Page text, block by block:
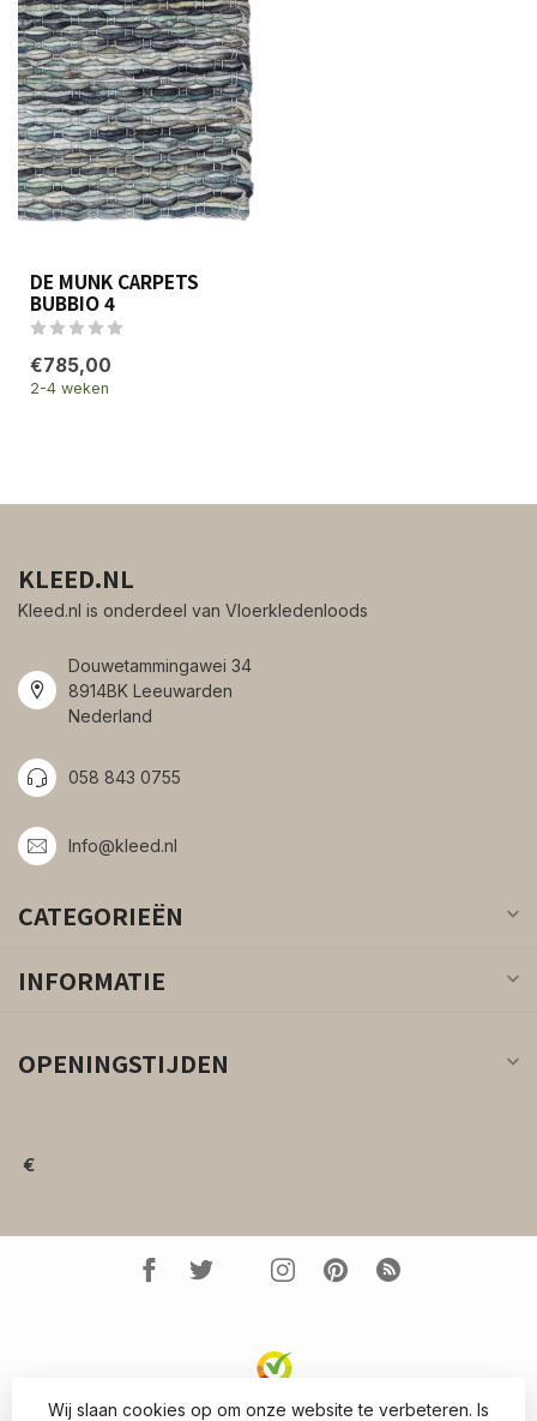
DE MUNK CARPETS
BUBBIO 4
€785,00
2-4 weken
KLEED.NL
Kleed.nl is onderdeel van Vloerkledenloods
Douwetammingawei 34
8914BK Leeuwarden
Nederland
058 843 0755
Info@kleed.nl
CATEGORIEËN
INFORMATIE
OPENINGSTIJDEN
€
© Copyright 2026 Kleed.nl- Powered by Lightspeed-
Wij slaan cookies op om onze website te verbeteren. Is